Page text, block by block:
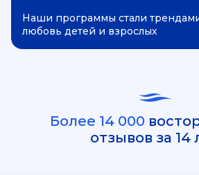
Наши программы стали
любовь детей и взрослых
Более 14 000
отзывов за 14